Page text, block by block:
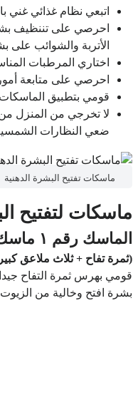
اتبعي نظام غذائي
احرصي على تننظيف
الأتربة والشوائب
اختاري المرطبات
احرصي على متابعة
قومي بتطبيق
لا تخرجي من المنزل
ضعي النظارات الشمسية
ماسكات تفتيح البشرة الدهنية
ماسكات لتفتيح
الماسك رقم ١ ماسك عصير التفاح والليمون:
(ثمرة تفاح + ثلاث ملاعق
بشرة افتح وخالية من الزيوت